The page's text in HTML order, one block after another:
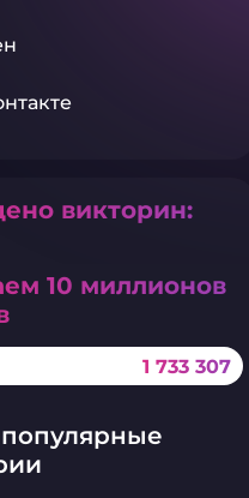
викторин:
10 миллионов
1 733 307